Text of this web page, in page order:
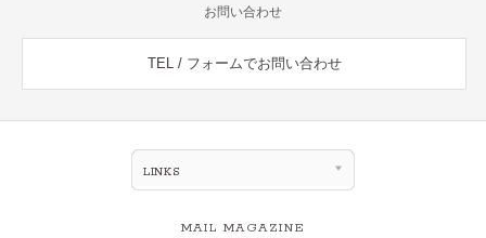
お問い合わせ
TEL / フォームでお問い合わせ
LINKS
MAIL MAGAZINE